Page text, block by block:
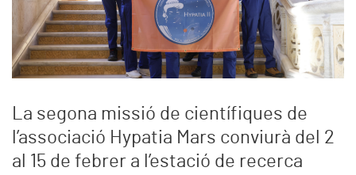
La segona missió de científiques de
l’associació Hypatia Mars conviurà del 2
al 15 de febrer a l’estació de recerca